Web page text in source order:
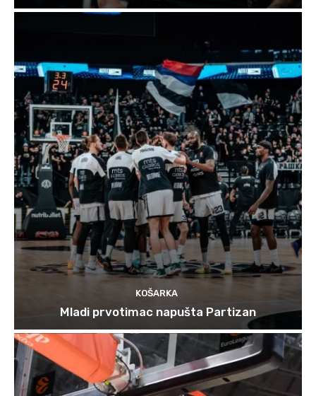
KOŠARKA
Mladi prvotimac napušta Partizan